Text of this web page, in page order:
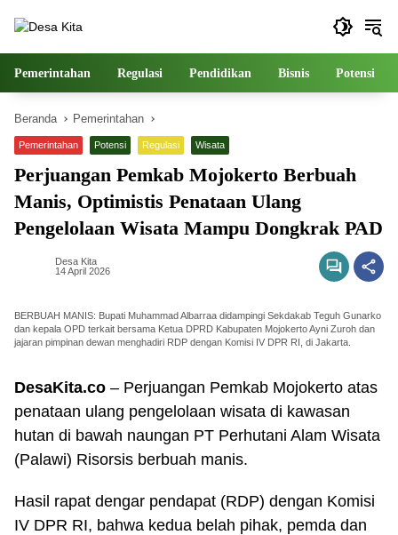
Pemerintahan Regulasi Pendidikan Bisnis Potensi
Beranda Pemerintahan
Pemerintahan Potensi Regulasi Wisata
Perjuangan Pemkab Mojokerto Berbuah
Manis, Optimistis Penataan Ulang
Pengelolaan Wisata Mampu Dongkrak PAD
Desa Kita
14 April 2026
BERBUAH MANIS: Bupati Muhammad Albarraa didampingi Sekdakab Teguh Gunarko
dan kepala OPD terkait bersama Ketua DPRD Kabupaten Mojokerto Ayni Zuroh dan
jajaran pimpinan dewan menghadiri RDP dengan Komisi IV DPR RI, di Jakarta.
DesaKita.co – Perjuangan Pemkab Mojokerto atas
penataan ulang pengelolaan wisata di kawasan
hutan di bawah naungan PT Perhutani Alam Wisata
(Palawi) Risorsis berbuah manis.
Hasil rapat dengar pendapat (RDP) dengan Komisi
IV DPR RI, bahwa kedua belah pihak, pemda dan